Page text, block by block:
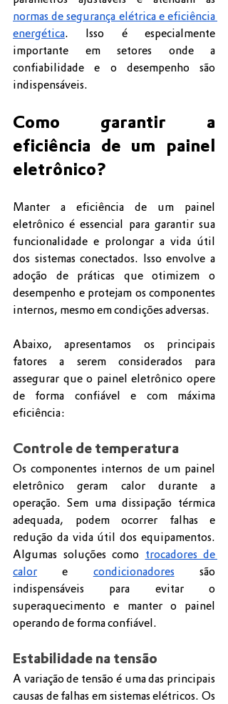
normas de segurança elétrica e eficiência
energética. Isso é especialmente
importante em setores onde a
confiabilidade e o desempenho são
indispensáveis.
Como garantir a
eficiência de um painel
eletrônico?
Manter a eficiência de um painel
eletrônico é essencial para garantir sua
funcionalidade e prolongar a vida útil
dos sistemas conectados. Isso envolve a
adoção de práticas que otimizem o
desempenho e protejam os componentes
internos, mesmo em condições adversas.
Abaixo, apresentamos os principais
fatores a serem considerados para
assegurar que o painel eletrônico opere
de forma confiável e com máxima
eficiência:
Controle de temperatura
Os componentes internos de um painel
eletrônico geram calor durante a
operação. Sem uma dissipação térmica
adequada, podem ocorrer falhas e
redução da vida útil dos equipamentos.
Algumas soluções como trocadores de
calor e condicionadores são
indispensáveis para evitar o
superaquecimento e manter o painel
operando de forma confiável.
Estabilidade na tensão
A variação de tensão é uma das principais